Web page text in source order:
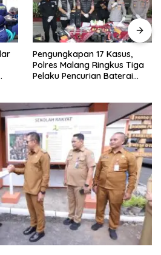
Pengungkapan 17 Kasus,
Polres Malang Ringkus Tiga
Pelaku Pencurian Baterai